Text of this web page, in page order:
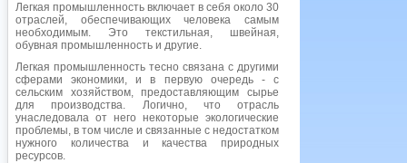
Легкая промышленность включает в себя около 30
отраслей, обеспечивающих человека самым
необходимым. Это текстильная, швейная,
обувная промышленность и другие.
Легкая промышленность тесно связана с другими
сферами экономики, и в первую очередь - с
сельским хозяйством, предоставляющим сырье
для производства. Логично, что отрасль
унаследовала от него некоторые экологические
проблемы, в том числе и связанные с недостатком
нужного количества и качества природных
ресурсов.